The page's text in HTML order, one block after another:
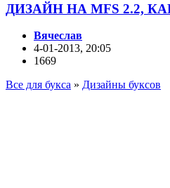
ДИЗАЙН НА MFS 2.2,
Вячеслав
4-01-2013, 20:05
1669
Все для букса » Дизайны буксов